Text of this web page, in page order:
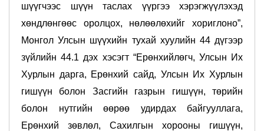
шүүгчээс шүүн таслах үүргээ хэрэгжүүлэхэд
хөндлөнгөөс оролцох, нөлөөлөхийг хориглоно”,
Монгол Улсын шүүхийн тухай хуулийн 44 дүгээр
зүйлийн 44.1 дэх хэсэгт “Ерөнхийлөгч, Улсын Их
Хурлын дарга, Ерөнхий сайд, Улсын Их Хурлын
гишүүн болон Засгийн газрын гишүүн, төрийн
болон нутгийн өөрөө удирдах байгууллага,
Ерөнхий зөвлөл, Сахилгын хорооны гишүүн,